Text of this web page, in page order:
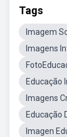
Tags
Imagem
Imagens
Educação
Imagens
Educação
Imagen